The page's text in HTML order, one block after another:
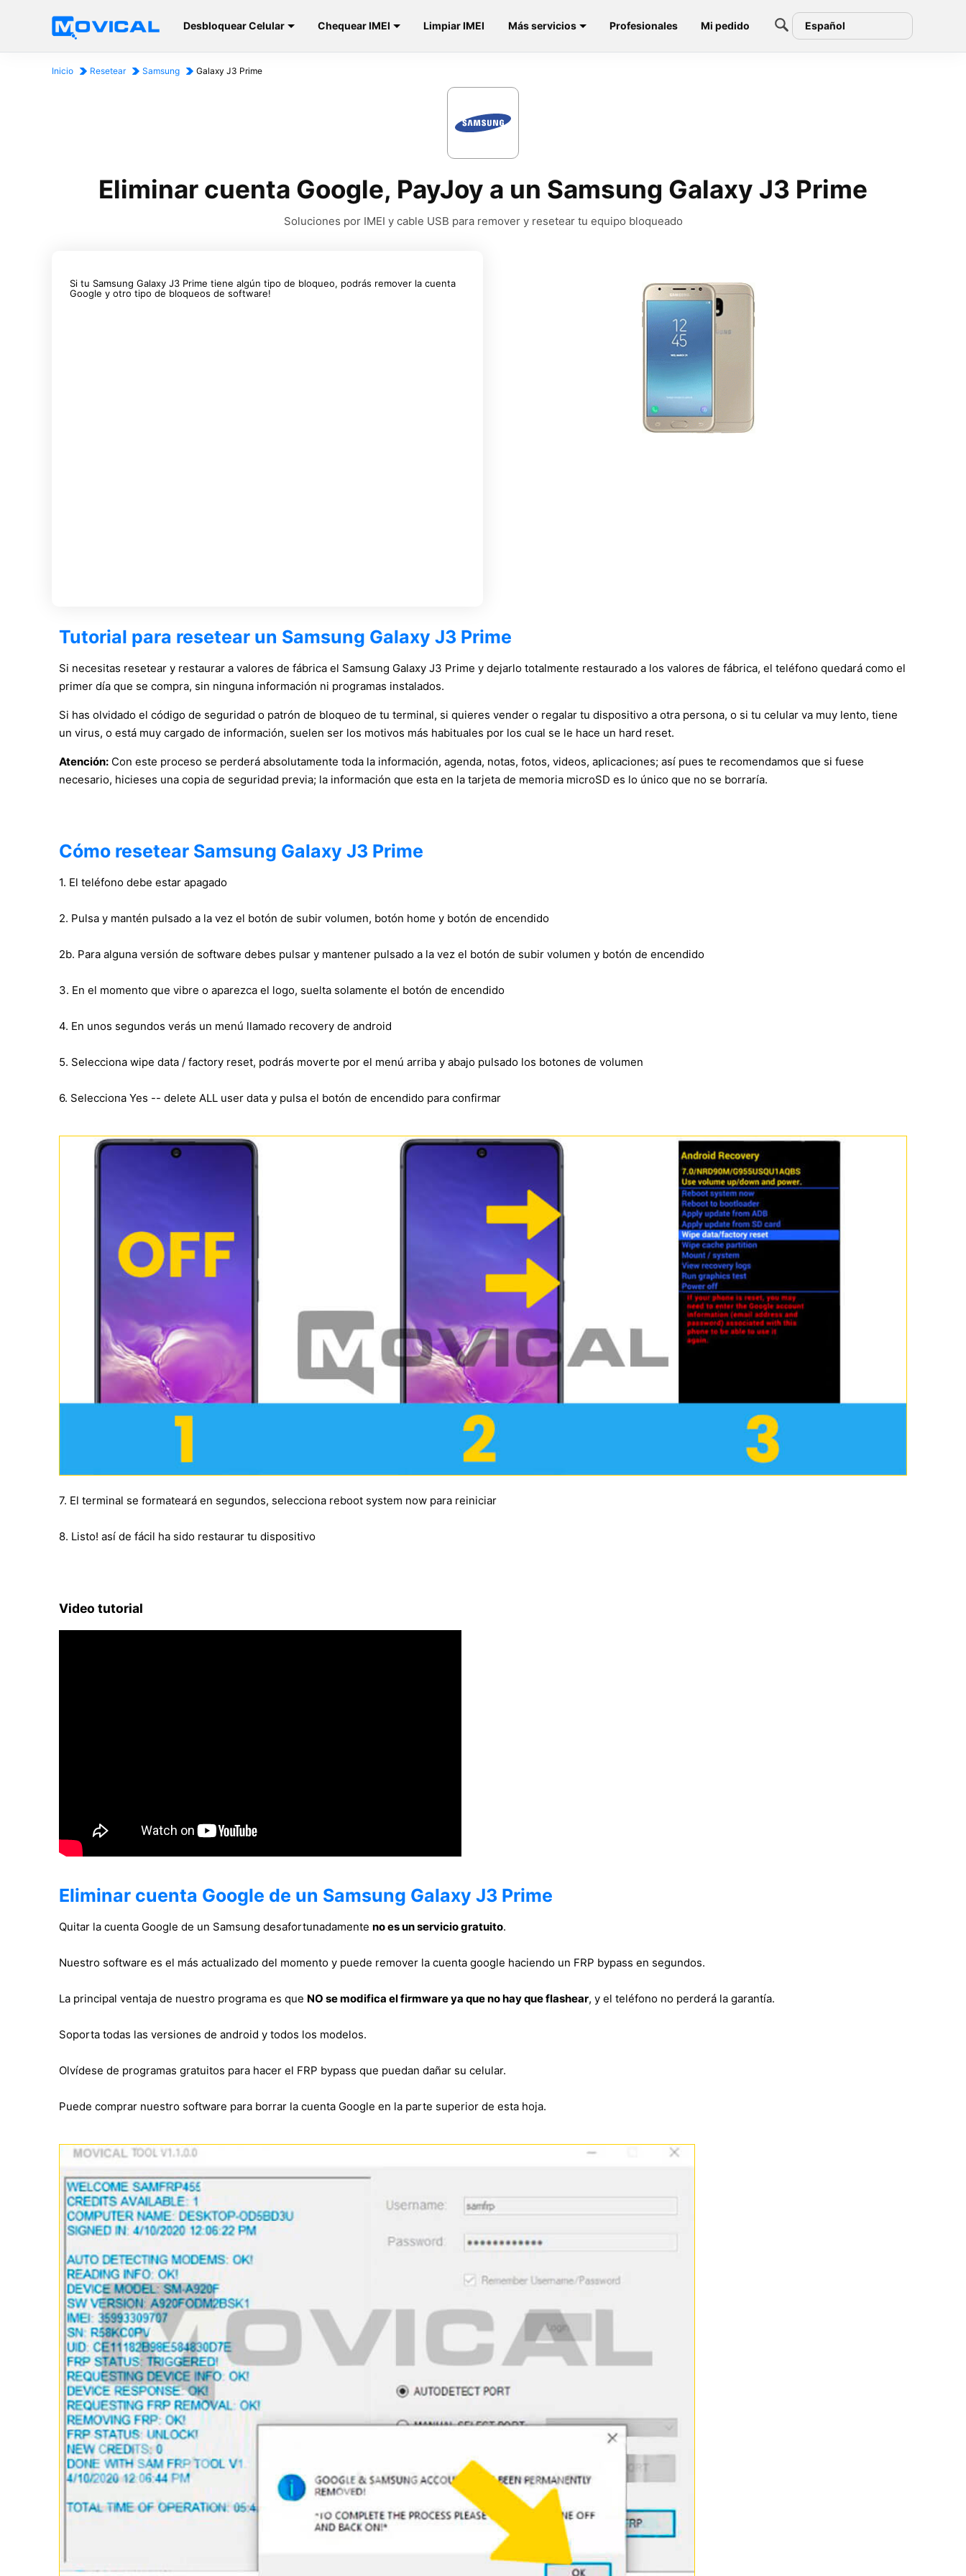
Desbloquear Celular Chequear IMEI Limpiar IMEI Más servicios Profesionales Mi pedido Español
Inicio Resetear Samsung Galaxy J3 Prime
Eliminar cuenta Google, PayJoy a un Samsung Galaxy J3 Prime
Soluciones por IMEI y cable USB para remover y resetear tu equipo bloqueado
Si tu Samsung Galaxy J3 Prime tiene algún tipo de bloqueo, podrás remover la cuenta
Google y otro tipo de bloqueos de software!
Tutorial para resetear un Samsung Galaxy J3 Prime
Si necesitas resetear y restaurar a valores de fábrica el Samsung Galaxy J3 Prime y dejarlo totalmente restaurado a los valores de fábrica, el teléfono quedará como el
primer día que se compra, sin ninguna información ni programas instalados.
Si has olvidado el código de seguridad o patrón de bloqueo de tu terminal, si quieres vender o regalar tu dispositivo a otra persona, o si tu celular va muy lento, tiene
un virus, o está muy cargado de información, suelen ser los motivos más habituales por los cual se le hace un hard reset.
Atención: Con este proceso se perderá absolutamente toda la información, agenda, notas, fotos, videos, aplicaciones; así pues te recomendamos que si fuese
necesario, hicieses una copia de seguridad previa; la información que esta en la tarjeta de memoria microSD es lo único que no se borraría.
Cómo resetear Samsung Galaxy J3 Prime
1. El teléfono debe estar apagado
2. Pulsa y mantén pulsado a la vez el botón de subir volumen, botón home y botón de encendido
2b. Para alguna versión de software debes pulsar y mantener pulsado a la vez el botón de subir volumen y botón de encendido
3. En el momento que vibre o aparezca el logo, suelta solamente el botón de encendido
4. En unos segundos verás un menú llamado recovery de android
5. Selecciona wipe data / factory reset, podrás moverte por el menú arriba y abajo pulsado los botones de volumen
6. Selecciona Yes -- delete ALL user data y pulsa el botón de encendido para confirmar
7. El terminal se formateará en segundos, selecciona reboot system now para reiniciar
8. Listo! así de fácil ha sido restaurar tu dispositivo
Video tutorial
Eliminar cuenta Google de un Samsung Galaxy J3 Prime
Quitar la cuenta Google de un Samsung desafortunadamente no es un servicio gratuito.
Nuestro software es el más actualizado del momento y puede remover la cuenta google haciendo un FRP bypass en segundos.
La principal ventaja de nuestro programa es que NO se modifica el firmware ya que no hay que flashear, y el teléfono no perderá la garantía.
Soporta todas las versiones de android y todos los modelos.
Olvídese de programas gratuitos para hacer el FRP bypass que puedan dañar su celular.
Puede comprar nuestro software para borrar la cuenta Google en la parte superior de esta hoja.